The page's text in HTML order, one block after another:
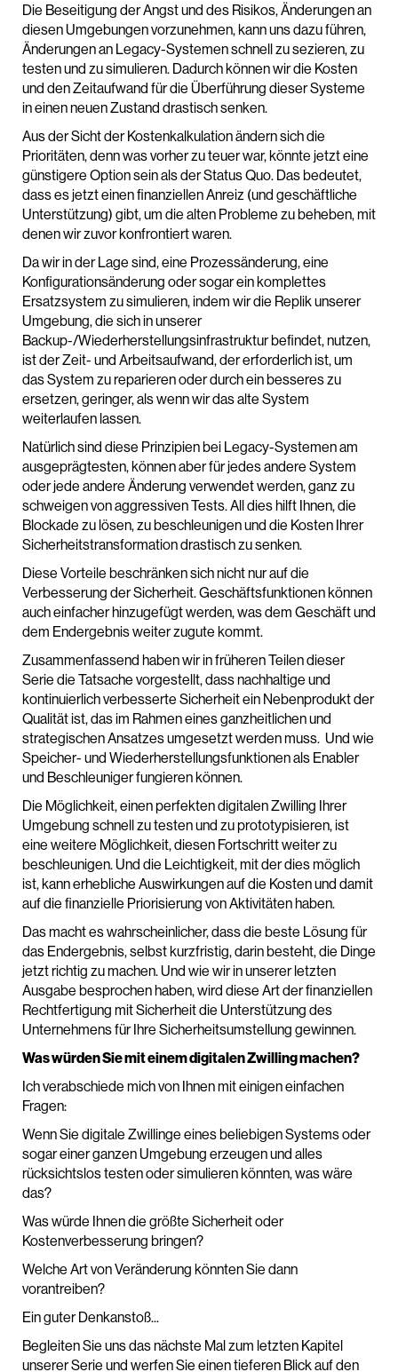
Die Beseitigung der Angst und des Risikos, Änderungen an
diesen Umgebungen vorzunehmen, kann uns dazu führen,
Änderungen an Legacy-Systemen schnell zu sezieren, zu
testen und zu simulieren. Dadurch können wir die Kosten
und den Zeitaufwand für die Überführung dieser Systeme
in einen neuen Zustand drastisch senken.
Aus der Sicht der Kostenkalkulation ändern sich die
Prioritäten, denn was vorher zu teuer war, könnte jetzt eine
günstigere Option sein als der Status Quo. Das bedeutet,
dass es jetzt einen finanziellen Anreiz (und geschäftliche
Unterstützung) gibt, um die alten Probleme zu beheben, mit
denen wir zuvor konfrontiert waren.
Da wir in der Lage sind, eine Prozessänderung, eine
Konfigurationsänderung oder sogar ein komplettes
Ersatzsystem zu simulieren, indem wir die Replik unserer
Umgebung, die sich in unserer
Backup-/Wiederherstellungsinfrastruktur befindet, nutzen,
ist der Zeit- und Arbeitsaufwand, der erforderlich ist, um
das System zu reparieren oder durch ein besseres zu
ersetzen, geringer, als wenn wir das alte System
weiterlaufen lassen.
Natürlich sind diese Prinzipien bei Legacy-Systemen am
ausgeprägtesten, können aber für jedes andere System
oder jede andere Änderung verwendet werden, ganz zu
schweigen von aggressiven Tests. All dies hilft Ihnen, die
Blockade zu lösen, zu beschleunigen und die Kosten Ihrer
Sicherheitstransformation drastisch zu senken.
Diese Vorteile beschränken sich nicht nur auf die
Verbesserung der Sicherheit. Geschäftsfunktionen können
auch einfacher hinzugefügt werden, was dem Geschäft und
dem Endergebnis weiter zugute kommt.
Zusammenfassend haben wir in früheren Teilen dieser
Serie die Tatsache vorgestellt, dass nachhaltige und
kontinuierlich verbesserte Sicherheit ein Nebenprodukt der
Qualität ist, das im Rahmen eines ganzheitlichen und
strategischen Ansatzes umgesetzt werden muss. Und wie
Speicher- und Wiederherstellungsfunktionen als Enabler
und Beschleuniger fungieren können.
Die Möglichkeit, einen perfekten digitalen Zwilling Ihrer
Umgebung schnell zu testen und zu prototypisieren, ist
eine weitere Möglichkeit, diesen Fortschritt weiter zu
beschleunigen. Und die Leichtigkeit, mit der dies möglich
ist, kann erhebliche Auswirkungen auf die Kosten und damit
auf die finanzielle Priorisierung von Aktivitäten haben.
Das macht es wahrscheinlicher, dass die beste Lösung für
das Endergebnis, selbst kurzfristig, darin besteht, die Dinge
jetzt richtig zu machen. Und wie wir in unserer letzten
Ausgabe besprochen haben, wird diese Art der finanziellen
Rechtfertigung mit Sicherheit die Unterstützung des
Unternehmens für Ihre Sicherheitsumstellung gewinnen.
Was würden Sie mit einem digitalen Zwilling machen?
Ich verabschiede mich von Ihnen mit einigen einfachen
Fragen:
Wenn Sie digitale Zwillinge eines beliebigen Systems oder
sogar einer ganzen Umgebung erzeugen und alles
rücksichtslos testen oder simulieren könnten, was wäre
das?
Was würde Ihnen die größte Sicherheit oder
Kostenverbesserung bringen?
Welche Art von Veränderung könnten Sie dann
vorantreiben?
Ein guter Denkanstoß...
Begleiten Sie uns das nächste Mal zum letzten Kapitel
unserer Serie und werfen Sie einen tieferen Blick auf den